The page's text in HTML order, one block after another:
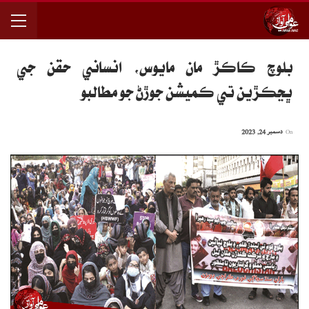
بلوچ ڪاڪڙ مان مايوس، انساني حقن جي
ڀڃڪڙين تي ڪميشن جوڙڻ جو مطالبو